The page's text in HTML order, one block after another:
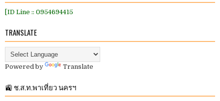
[ID Line :: 0954694415
TRANSLATE
Powered by Translate
🚉 ช.ส.ท.พาเที่ยว นครฯ